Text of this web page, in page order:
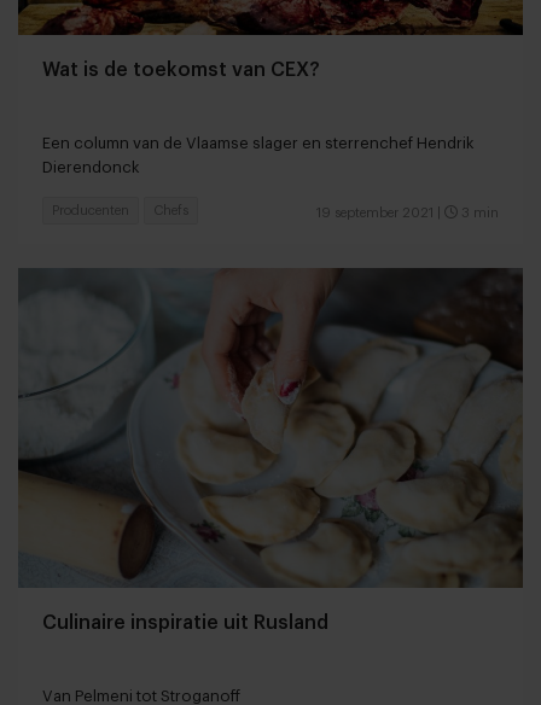
Wat is de toekomst van CEX?
Een column van de Vlaamse slager en sterrenchef Hendrik
Dierendonck
19 september 2021 3 min
Producenten Chefs
Culinaire inspiratie uit Rusland
Van Pelmeni tot Stroganoff